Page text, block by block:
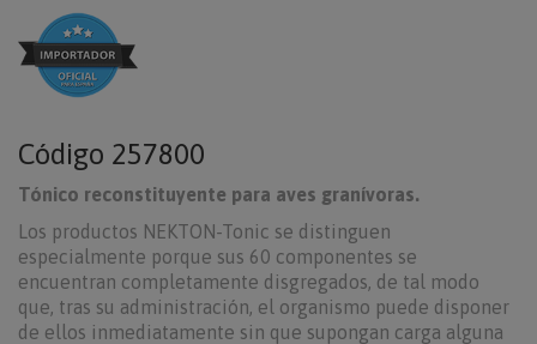
Código 257800
Tónico reconstituyente para aves granívoras.
Los productos NEKTON-Tonic se distinguen
especialmente porque sus 60 componentes se
encuentran completamente disgregados, de tal modo
que, tras su administración, el organismo puede disponer
de ellos inmediatamente sin que supongan carga alguna